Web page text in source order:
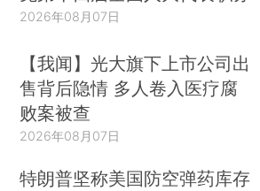
2026年08月07日
【我闻】光大旗下上市公司出
售背后隐情 多人卷入医疗腐
败案被查
2026年08月07日
特朗普坚称美国防空弹药库存